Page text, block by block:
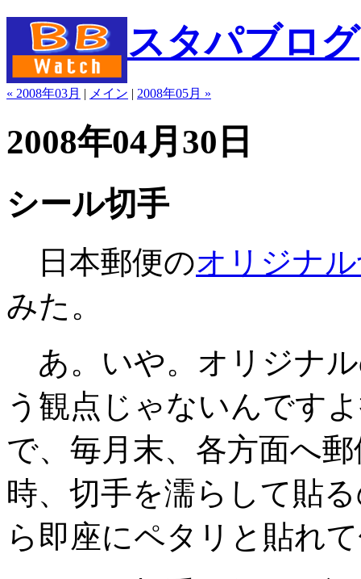
スタパブログ
« 2008年03月 | メイン | 2008年05月 »
2008年04月30日
シール切手
日本郵便のオリジナ
みた。
あ。いや。オリジナ
う観点じゃないんです
で、毎月末、各方面へ
時、切手を濡らして貼
ら即座にペタリと貼れ